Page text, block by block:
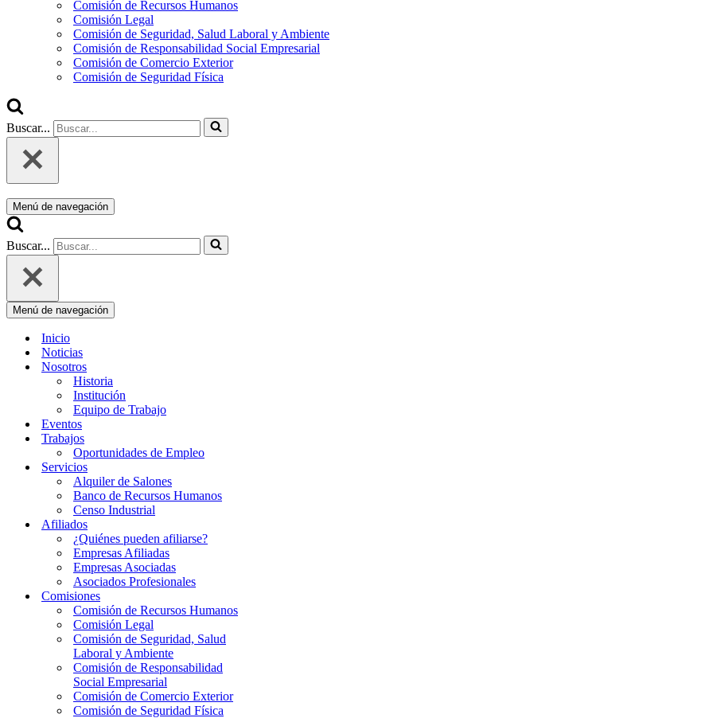
Comisión de Recursos Humanos
Comisión Legal
Comisión de Seguridad, Salud Laboral y Ambiente
Comisión de Responsabilidad Social Empresarial
Comisión de Comercio Exterior
Comisión de Seguridad Física
Buscar...
Menú de navegación
Buscar...
Menú de navegación
Inicio
Noticias
Nosotros
Historia
Institución
Equipo de Trabajo
Eventos
Trabajos
Oportunidades de Empleo
Servicios
Alquiler de Salones
Banco de Recursos Humanos
Censo Industrial
Afiliados
¿Quiénes pueden afiliarse?
Empresas Afiliadas
Empresas Asociadas
Asociados Profesionales
Comisiones
Comisión de Recursos Humanos
Comisión Legal
Comisión de Seguridad, Salud
Laboral y Ambiente
Comisión de Responsabilidad
Social Empresarial
Comisión de Comercio Exterior
Comisión de Seguridad Física